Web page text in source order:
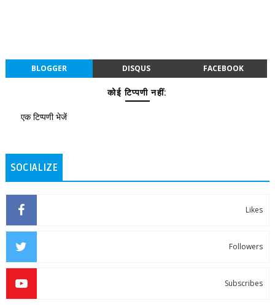
BLOGGER DISQUS FACEBOOK
कोई टिप्पणी नहीं:
एक टिप्पणी भेजें
SOCIALIZE
Likes
Followers
Subscribes